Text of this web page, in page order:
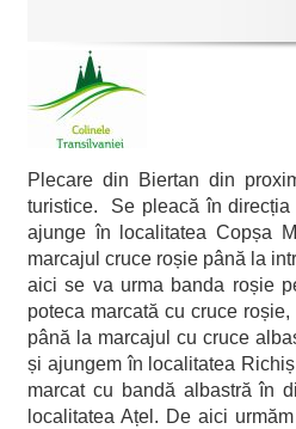
Plecare din Biertan din
turistice. Se pleacă în direcția
ajunge în localitatea Copșa
marcajul cruce roșie până la
aici se va urma banda roșie
poteca marcată cu cruce
până la marcajul cu cruce
și ajungem în localitatea
marcat cu bandă albastră în
localitatea Ațel. De aici